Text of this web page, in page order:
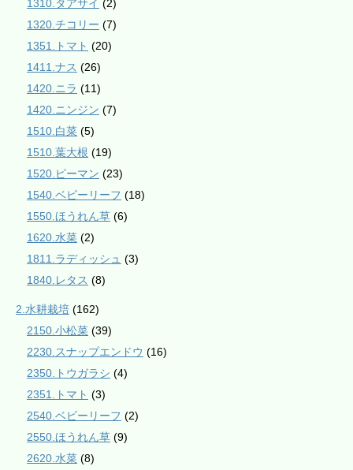
1310.タアサイ (2)
1320.チコリー (7)
1351.トマト (20)
1411.ナス (26)
1420.ニラ (11)
1420.ニンジン (7)
1510.白菜 (5)
1510.葉大根 (19)
1520.ピーマン (23)
1540.ベビーリーフ (18)
1550.ほうれん草 (6)
1620.水菜 (2)
1811.ラディッシュ (3)
1840.レタス (8)
2.水耕栽培 (162)
2150.小松菜 (39)
2230.スナップエンドウ (16)
2350.トウガラシ (4)
2351.トマト (3)
2540.ベビーリーフ (2)
2550.ほうれん草 (9)
2620.水菜 (8)